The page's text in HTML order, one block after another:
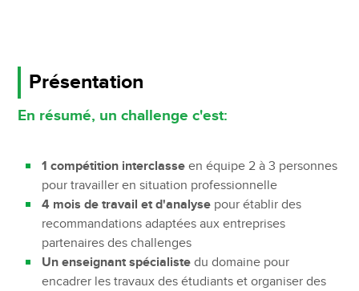
Présentation
En résumé, un challenge c'est:
1 compétition interclasse en équipe 2 à 3 personnes
pour travailler en situation professionnelle
4 mois de travail et d'analyse pour établir des
recommandations adaptées aux entreprises
partenaires des challenges
Un enseignant spécialiste du domaine pour
encadrer les travaux des étudiants et organiser des